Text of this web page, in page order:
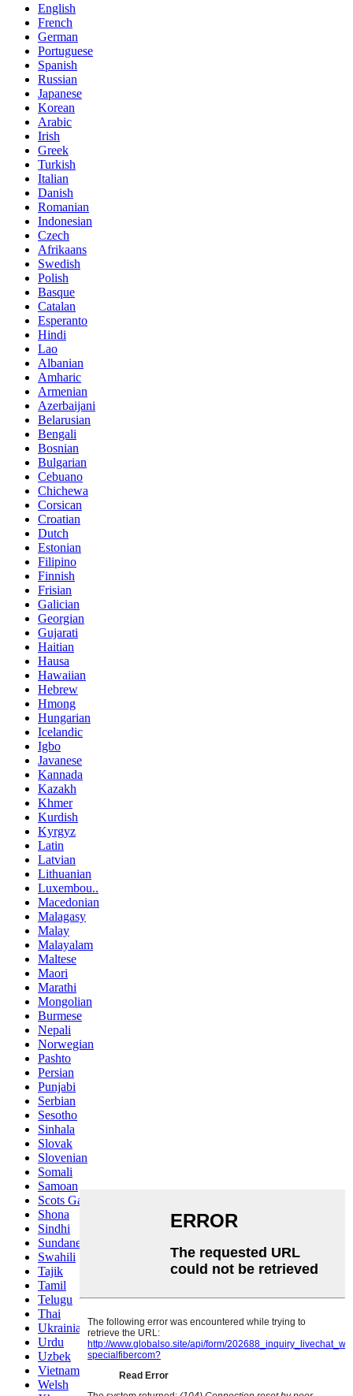
English
French
German
Portuguese
Spanish
Russian
Japanese
Korean
Arabic
Irish
Greek
Turkish
Italian
Danish
Romanian
Indonesian
Czech
Afrikaans
Swedish
Polish
Basque
Catalan
Esperanto
Hindi
Lao
Albanian
Amharic
Armenian
Azerbaijani
Belarusian
Bengali
Bosnian
Bulgarian
Cebuano
Chichewa
Corsican
Croatian
Dutch
Estonian
Filipino
Finnish
Frisian
Galician
Georgian
Gujarati
Haitian
Hausa
Hawaiian
Hebrew
Hmong
Hungarian
Icelandic
Igbo
Javanese
Kannada
Kazakh
Khmer
Kurdish
Kyrgyz
Latin
Latvian
Lithuanian
Luxembou..
Macedonian
Malagasy
Malay
Malayalam
Maltese
Maori
Marathi
Mongolian
Burmese
Nepali
Norwegian
Pashto
Persian
Punjabi
Serbian
Sesotho
Sinhala
Slovak
Slovenian
Somali
Samoan
Scots Gaelic
Shona
Sindhi
Sundanese
Swahili
Tajik
Tamil
Telugu
Thai
Ukrainian
Urdu
Uzbek
Vietnamese
Welsh